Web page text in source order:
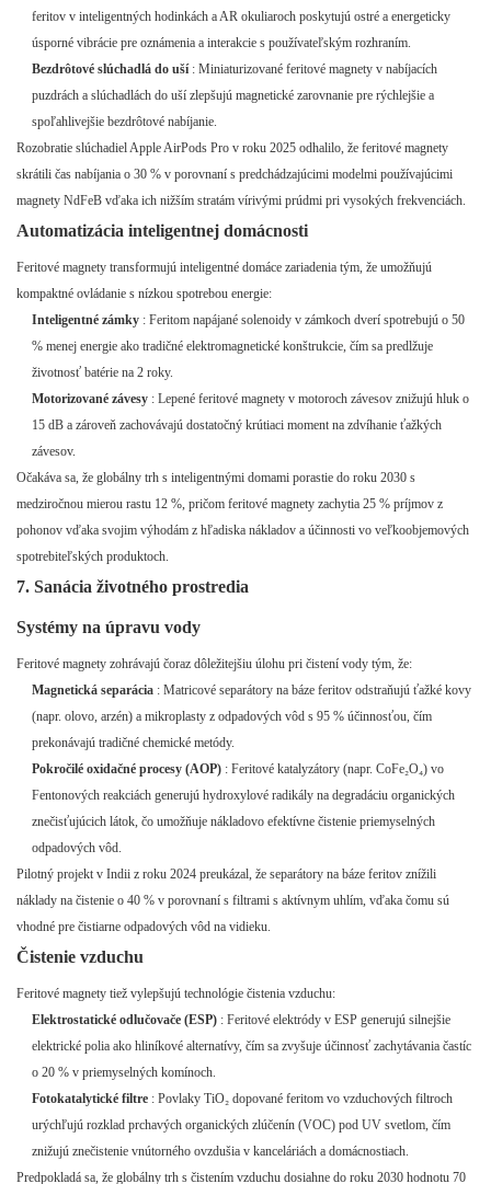
feritov v inteligentných hodinkách a AR okuliaroch poskytujú ostré a energeticky
úsporné vibrácie pre oznámenia a interakcie s používateľským rozhraním.
Bezdrôtové slúchadlá do uší: Miniaturizované feritové magnety v nabíjacích
puzdrách a slúchadlách do uší zlepšujú magnetické zarovnanie pre rýchlejšie a
spoľahlivejšie bezdrôtové nabíjanie.
Rozobratie slúchadiel Apple AirPods Pro v roku 2025 odhalilo, že feritové magnety
skrátili čas nabíjania o 30 % v porovnaní s predchádzajúcimi modelmi používajúcimi
magnety NdFeB vďaka ich nižším stratám vírivými prúdmi pri vysokých frekvenciách.
Automatizácia inteligentnej domácnosti
Feritové magnety transformujú inteligentné domáce zariadenia tým, že umožňujú
kompaktné ovládanie s nízkou spotrebou energie:
Inteligentné zámky : Feritom napájané solenoidy v zámkoch dverí spotrebujú o 50
% menej energie ako tradičné elektromagnetické konštrukcie, čím sa predlžuje
životnosť batérie na 2 roky.
Motorizované závesy : Lepené feritové magnety v motoroch závesov znižujú hluk o
15 dB a zároveň zachovávajú dostatočný krútiaci moment na zdvíhanie ťažkých
závesov.
Očakáva sa, že globálny trh s inteligentnými domami porastie do roku 2030 s
medziročnou mierou rastu 12 %, pričom feritové magnety zachytia 25 % príjmov z
pohonov vďaka svojim výhodám z hľadiska nákladov a účinnosti vo veľkoobjemových
spotrebiteľských produktoch.
7. Sanácia životného prostredia
Systémy na úpravu vody
Feritové magnety zohrávajú čoraz dôležitejšiu úlohu pri čistení vody tým, že:
Magnetická separácia : Matricové separátory na báze feritov odstraňujú ťažké kovy
(napr. olovo, arzén) a mikroplasty z odpadových vôd s 95 % účinnosťou, čím
prekonávajú tradičné chemické metódy.
Pokročilé oxidačné procesy (AOP) : Feritové katalyzátory (napr. CoFe₂O₄) vo
Fentonových reakciách generujú hydroxylové radikály na degradáciu organických
znečisťujúcich látok, čo umožňuje nákladovo efektívne čistenie priemyselných
odpadových vôd.
Pilotný projekt v Indii z roku 2024 preukázal, že separátory na báze feritov znížili
náklady na čistenie o 40 % v porovnaní s filtrami s aktívnym uhlím, vďaka čomu sú
vhodné pre čistiarne odpadových vôd na vidieku.
Čistenie vzduchu
Feritové magnety tiež vylepšujú technológie čistenia vzduchu:
Elektrostatické odlučovače (ESP) : Feritové elektródy v ESP generujú silnejšie
elektrické polia ako hliníkové alternatívy, čím sa zvyšuje účinnosť zachytávania častíc
o 20 % v priemyselných komínoch.
Fotokatalytické filtre : Povlaky TiO₂ dopované feritom vo vzduchových filtroch
urýchľujú rozklad prchavých organických zlúčenín (VOC) pod UV svetlom, čím
znižujú znečistenie vnútorného ovzdušia v kanceláriách a domácnostiach.
Predpokladá sa, že globálny trh s čistením vzduchu dosiahne do roku 2030 hodnotu 70